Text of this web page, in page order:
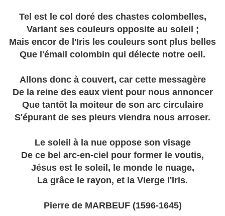
Tel est le col doré des chastes colombelles,
Variant ses couleurs opposite au soleil ;
Mais encor de l'Iris les couleurs sont plus belles
Que l'émail colombin qui délecte notre oeil.
Allons donc à couvert, car cette messagère
De la reine des eaux vient pour nous annoncer
Que tantôt la moiteur de son arc circulaire
S'épurant de ses pleurs viendra nous arroser.
Le soleil à la nue oppose son visage
De ce bel arc-en-ciel pour former le voutis,
Jésus est le soleil, le monde le nuage,
La grâce le rayon, et la Vierge l'Iris.
Pierre de MARBEUF (1596-1645)